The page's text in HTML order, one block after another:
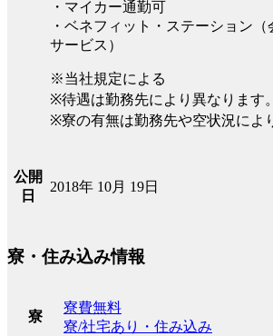
・マイカー通勤可
・ベネフィット・ステーション
サービス）
※当社規定による
※待遇は勤務先により異なります。
※寮の有無は勤務先や空状況によ
公開
日
2018年 10月 19日
寮・住み込み情報
寮
寮費無料
寮/社宅あり・住み込み